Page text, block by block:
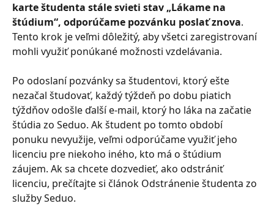
karte študenta stále svieti stav „Lákame na
štúdium“, odporúčame pozvánku poslať znova.
Tento krok je veľmi dôležitý, aby všetci zaregistrovaní
mohli využiť ponúkané možnosti vzdelávania.
Po odoslaní pozvánky sa študentovi, ktorý ešte
nezačal študovať, každý týždeň po dobu piatich
týždňov odošle ďalší e-mail, ktorý ho láka na začatie
štúdia zo Seduo. Ak študent po tomto období
ponuku nevyužije, veľmi odporúčame využiť jeho
licenciu pre niekoho iného, kto má o štúdium
záujem. Ak sa chcete dozvedieť, ako odstrániť
licenciu, prečítajte si článok Odstránenie študenta zo
služby Seduo.